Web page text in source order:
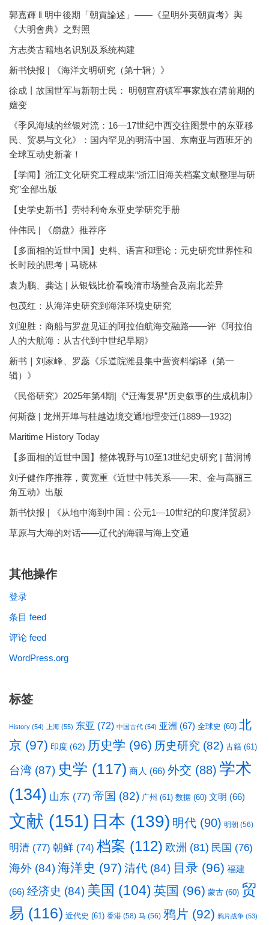
郭嘉輝 ‖ 明中後期「朝貢論述」——《皇明外夷朝貢考》與
《大明會典》之對照
方志类古籍地名识别及系统构建
新书快报 | 《海洋文明研究（第十辑）》
徐成丨故国世军与新朝士民： 明朝宣府镇军事家族在清前期的
嬗变
《季风海域的丝银对流：16—17世纪中西交往图景中的东亚移
民、贸易与文化》：国内罕见的明清中国、东南亚与西班牙的
全球互动史新著！
【学闻】浙江文化研究工程成果“浙江旧海关档案文献整理与研
究”全部出版
【史学史新书】劳特利奇东亚史学研究手册
仲伟民 | 《崩盘》推荐序
【多面相的近世中国】史料、语言和理论：元史研究世界性和
长时段的思考 | 马晓林
袁为鹏、龚达 | 从银钱比价看晚清市场整合及南北差异
包茂红：从海洋史研究到海洋环境史研究
刘迎胜：商船与罗盘见证的阿拉伯航海交融路——评《阿拉伯
人的大航海：从古代到中世纪早期》
新书｜刘家峰、罗蕊《乐道院潍县集中营资料编译（第一
辑）》
《民俗研究》2025年第4期|《“迁海复界”历史叙事的生成机制》
何斯薇 | 龙州开埠与桂越边境交通地理变迁(1889—1932)
Maritime History Today
【多面相的近世中国】整体视野与10至13世纪史研究 | 苗润博
刘子健作序推荐，黄宽重《近世中韩关系——宋、金与高丽三
角互动》出版
新书快报 | 《从地中海到中国：公元1—10世纪的印度洋贸易》
草原与大海的对话——辽代的海疆与海上交通
其他操作
登录
条目 feed
评论 feed
WordPress.org
标签
History (54) 上海 (55) 东亚 (72) 中国古代 (54) 亚洲 (67) 全球史 (60) 北
京 (97) 印度 (62) 历史学 (96) 历史研究 (82) 古籍 (61)
台湾 (87) 史学 (117) 商人 (66) 外交 (88) 学术
(134) 山东 (77) 帝国 (82) 广州 (61) 数据 (60) 文明 (66)
文献 (151) 日本 (139) 明代 (90) 明朝 (56)
明清 (77) 朝鲜 (74) 档案 (112) 欧洲 (81) 民国 (76)
海外 (84)海洋史 (97) 清代 (84) 目录 (96) 福建
(66) 经济史 (84) 美国 (104) 英国 (96) 蒙古 (60) 贸
易 (116) 近代史 (61) 香港 (58) 马 (56) 鸦片 (92) 鸦片战争 (53)